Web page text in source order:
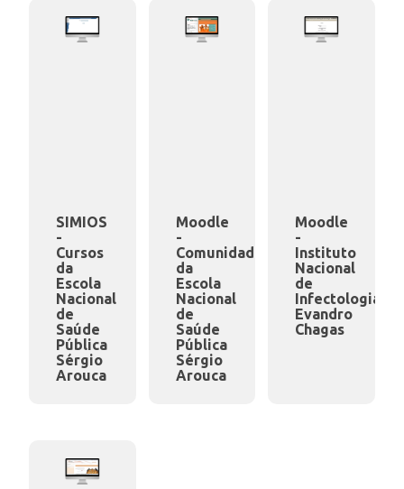
SIMIOS
-
Cursos
da
Escola
Nacional
de
Saúde
Pública
Sérgio
Arouca
Moodle
-
Comunidades
da
Escola
Nacional
de
Saúde
Pública
Sérgio
Arouca
Moodle
-
Instituto
Nacional
de
Infectologia
Evandro
Chagas